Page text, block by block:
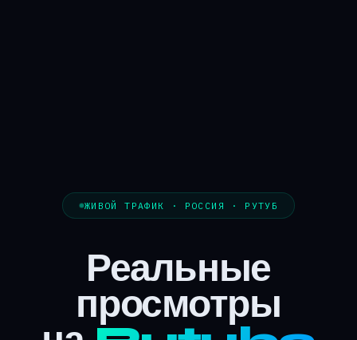
ЖИВОЙ ТРАФИК · РОССИЯ · РУТУБ
Реальные
просмотры